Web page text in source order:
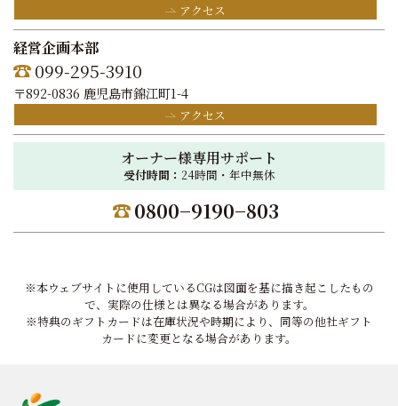
アクセス
経営企画本部
099-295-3910
〒892-0836 鹿児島市錦江町1-4
アクセス
オーナー様専用サポート
受付時間： 24時間・年中無休
0800−9190−803
※本ウェブサイトに使用しているCGは図面を基に描き起こしたもの
で、実際の仕様とは異なる場合があります。
※特典のギフトカードは在庫状況や時期により、同等の他社ギフト
カードに変更となる場合があります。